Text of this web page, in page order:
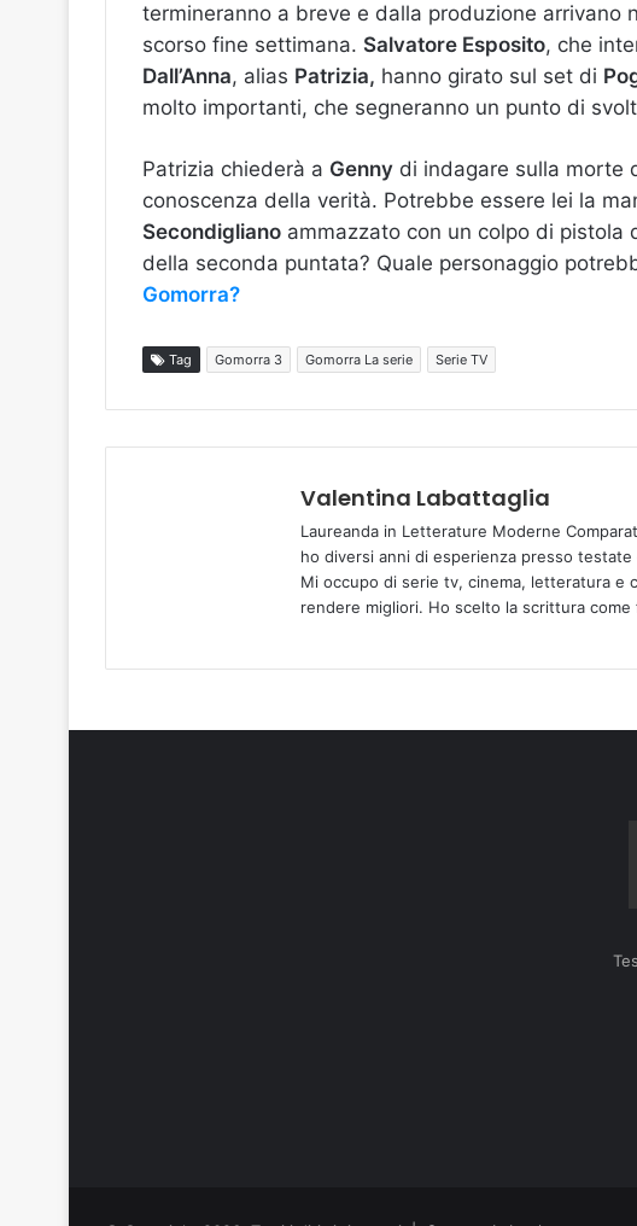
termineranno a breve e dalla produzione arrivano
scorso fine settimana. Salvatore Esposito, che
Dall’Anna, alias Patrizia, hanno girato sul set di
molto importanti, che segneranno un punto di
Patrizia chiederà a Genny di indagare sulla morte
conoscenza della verità. Potrebbe essere lei la
Secondigliano ammazzato con un colpo di pistola
della seconda puntata? Quale personaggio
Gomorra?
Tag Gomorra 3 Gomorra La serie Serie TV
Valentina Labattaglia
Laureanda in Letterature Moderne
ho diversi anni di esperienza presso
Mi occupo di serie tv, cinema, letteratura e
rendere migliori. Ho scelto la scrittura